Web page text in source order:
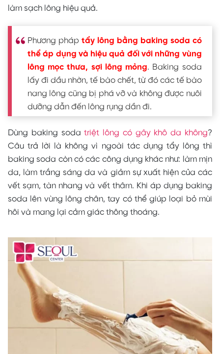
làm sạch lông hiệu quả.
Phương pháp tẩy lông bằng baking soda có
thể áp dụng và hiệu quả đối với những vùng
lông mọc thưa, sợi lông mỏng. Baking soda
lấy đi dầu nhờn, tế bào chết, từ đó các tế bào
nang lông cũng bị phá vỡ và không được nuôi
dưỡng dẫn đến lông rụng dần đi.
Dùng baking sodatriệt lông có gây khô da không?
Câu trả lời là không vì ngoài tác dụng tẩy lông thì
baking soda còn có các công dụng khác như: làm mịn
da, làm trắng sáng da và giảm sự xuất hiện của các
vết sạm, tàn nhang và vết thâm. Khi áp dụng baking
soda lên vùng lông chân, tay có thể giúp loại bỏ mùi
hôi và mang lại cảm giác thông thoáng.